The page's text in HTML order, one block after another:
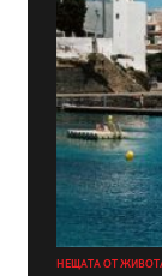
НЕЩАТА ОТ